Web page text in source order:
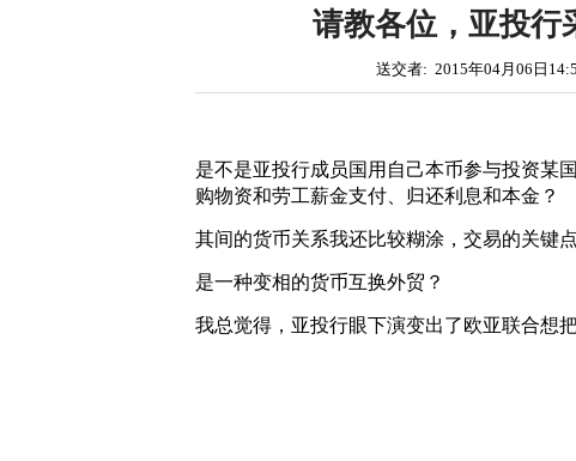
请教各位，亚投行
送交者: 2015年04月06日
是不是亚投行成员国用自己本币参与投资某
购物资和劳工薪金支付、归还利息和本金 ？
其间的货币关系我还比较糊涂，交易的关键
是一种变相的货币互换外贸？
我总觉得，亚投行眼下演变出了欧亚联合想